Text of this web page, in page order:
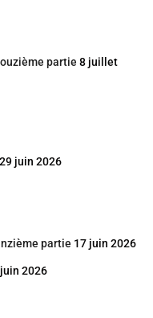
partie 8 juillet
29 juin 2026
partie 17 juin 2026
2026